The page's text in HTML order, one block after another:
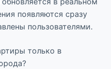
появляются сразу
пользователями.
только в